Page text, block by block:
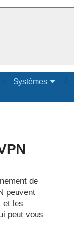
Systèmes
de
peuvent
et les
peut vous